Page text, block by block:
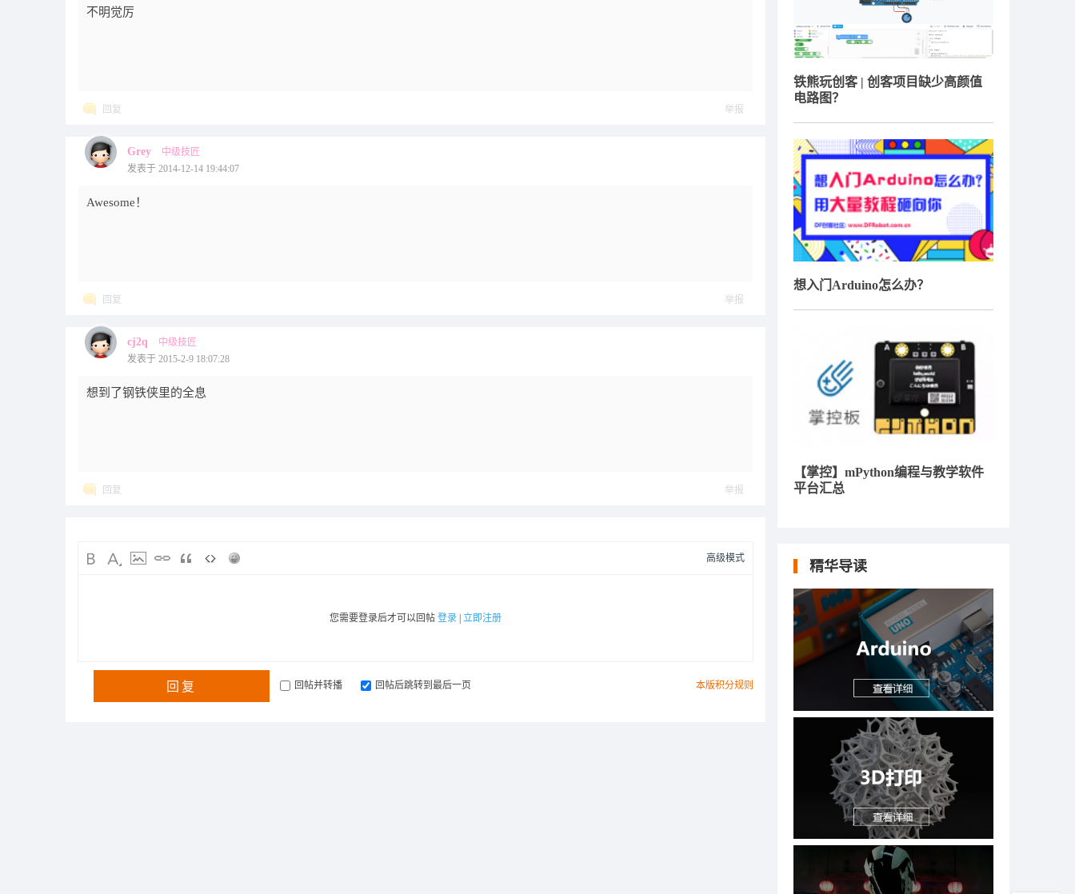
不明觉厉
回复 举报
Grey
中级技匠
发表于 2014-12-14 19:44:07
Awesome！
回复 举报
cj2q
中级技匠
发表于 2015-2-9 18:07:28
想到了钢铁侠里的全息
回复 举报
高级模式
您需要登录后才可以回帖 登录 立即注册
本版积分规则
回复 回帖并转播 回帖后跳转到最后一页
铁熊玩创客 | 创客项目缺少高颜值
电路图？
想入门Arduino怎么办？
【掌控】mPython编程与教学软件
平台汇总
精华导读